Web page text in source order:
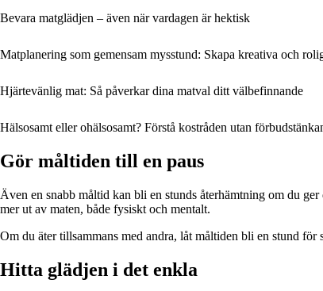
Bevara matglädjen – även när vardagen är hektisk
Matplanering som gemensam mysstund: Skapa kreativa och
Hjärtevänlig mat: Så påverkar dina matval ditt välbefinnande
Hälsosamt eller ohälsosamt? Förstå kostråden utan
Gör måltiden till en paus
Även en snabb måltid kan bli en stunds återhämtning om du
mer ut av maten, både fysiskt och mentalt.
Om du äter tillsammans med andra, låt måltiden bli en stund
Hitta glädjen i det enkla